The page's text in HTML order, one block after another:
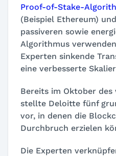
Proof-of-Stake-
(Beispiel Ethereum)
passiveren sowie
Algorithmus
Experten sinkende
eine verbesserte
Bereits im Oktober des
stellte Deloitte fünf
vor, in denen die
Durchbruch erzielen
Die Experten